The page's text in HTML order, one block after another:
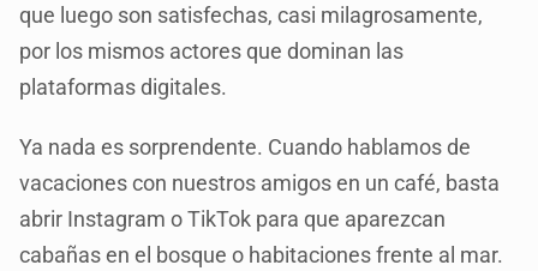
que luego son satisfechas, casi milagrosamente,
por los mismos actores que dominan las
plataformas digitales.
Ya nada es sorprendente. Cuando hablamos de
vacaciones con nuestros amigos en un café, basta
abrir Instagram o TikTok para que aparezcan
cabañas en el bosque o habitaciones frente al mar.